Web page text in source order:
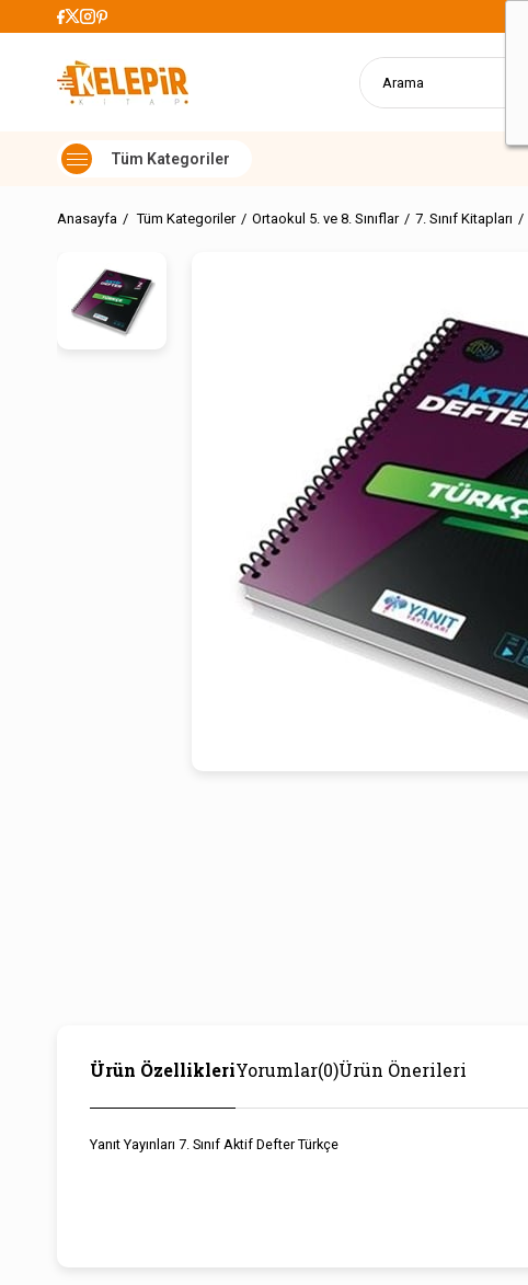
Kargo Ücretsiz
Anasayfa Tüm Kategoriler Ortaokul 5. ve 8. Sınıflar 7. Sınıf Kitapları
Ürün ÖzellikleriYorumlar(0)Ürün Önerileri
Yanıt Yayınları 7. Sınıf Aktif Defter Türkçe